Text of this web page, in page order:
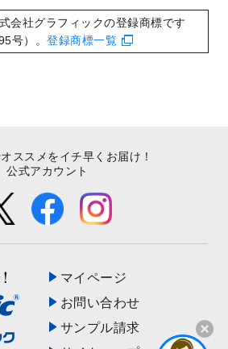
データの解像度
を引き上げまし
会社グラフィックの登録商標です
号）。 登録商標一覧
マイページ
お問い合わせ
サンプル請求
ススメをイチ早くお届け！
公式アカウント